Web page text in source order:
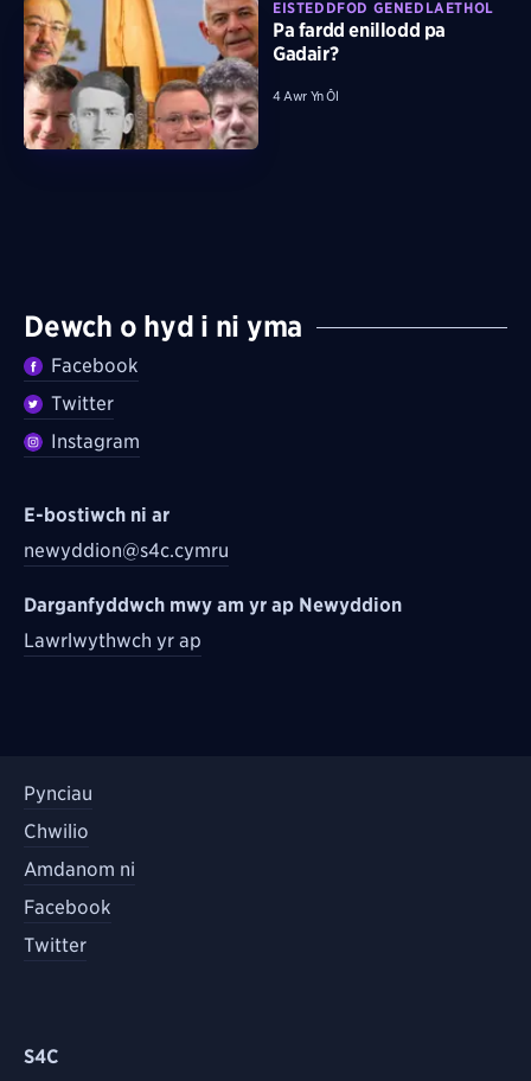
EISTEDDFOD GENEDLAETHOL
Pa fardd enillodd pa
Gadair?
4 Awr Yn Ôl
Dewch o hyd i ni yma
Facebook
Twitter
Instagram
E-bostiwch ni ar
newyddion@s4c.cymru
Darganfyddwch mwy am yr ap Newyddion
Lawrlwythwch yr ap
Pynciau
Chwilio
Amdanom ni
Facebook
Twitter
S4C